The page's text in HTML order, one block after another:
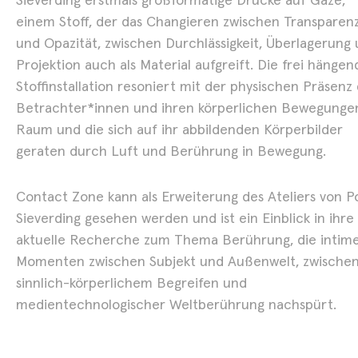
einem Stoff, der das Changieren zwischen
und Opazität, zwischen Durchlässigkeit, Überlagerung
Projektion auch als Material aufgreift. Die frei
Stoffinstallation resoniert mit der physischen Präsenz
Betrachter*innen und ihren körperlichen
Raum und die sich auf ihr abbildenden Körperbilder
geraten durch Luft und Berührung in Bewegung.
Contact Zone kann als Erweiterung des Ateliers von
Sieverding gesehen werden und ist ein Einblick in ihre
aktuelle Recherche zum Thema Berührung, die
Momenten zwischen Subjekt und Außenwelt, zwischen
sinnlich-körperlichem Begreifen und
medientechnologischer Weltberührung nachspürt.
Aaron Scheer –
Aeonesis
29.10. - 19.12.2025 Show